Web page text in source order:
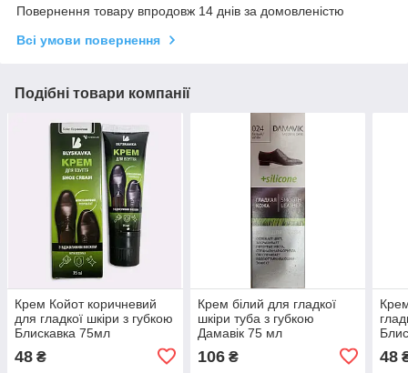
Повернення товару впродовж 14 днів за домовленістю
Всі умови повернення
Подібні товари компанії
Крем Койот коричневий
для гладкої шкіри з губкою
Блискавка 75мл
48 ₴
Крем білий для гладкої
шкіри туба з губкою
Дамавік 75 мл
106₴ 48